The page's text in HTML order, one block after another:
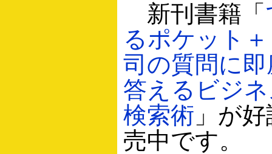
新刊書籍「
るポケット
司の質問に
答えるビジ
検索術 」が
売中です。